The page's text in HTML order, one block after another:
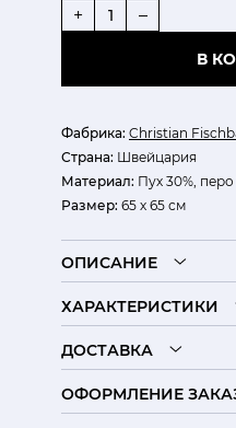
Фабрика: Christian
Страна: Швейцария
Материал: Пух 30%, перо
Размер: 65 х 65 см
+ –
В
ОПИСАНИЕ
ХАРАКТЕРИСТИКИ
ДОСТАВКА
ОФОРМЛЕНИЕ